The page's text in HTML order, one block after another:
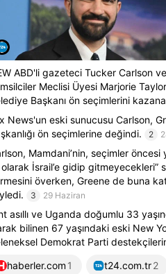
ABD'li gazeteci Tucker Carlson
Meclisi Üyesi Marjorie
Başkanı ön seçimlerini
News'un eski sunucusu Carlson,
ön seçimlerine değindi.
2
Mamdani’nin, seçimler
İsrail’e gidip gitmeyecekleri”
överken, Greene de buna
3 29 Haziran
asıllı ve Uganda doğumlu 33
bilinen 67 yaşındaki eski New
Demokrat Parti
haberler.com 1 t24.com.tr2